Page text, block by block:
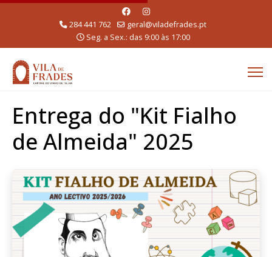
284 441 762
geral@viladefrades.pt
Seg. a Sex.: das 9:00 às 17:00
Entrega do "Kit Fialho
de Almeida" 2025